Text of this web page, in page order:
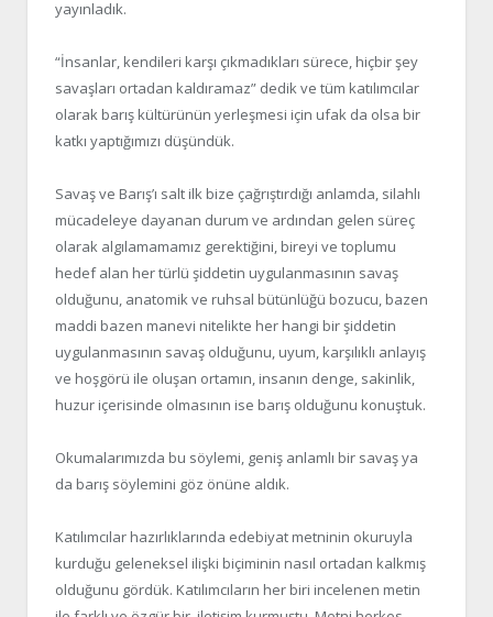
yayınladık.
“İnsanlar, kendileri karşı çıkmadıkları sürece, hiçbir şey
savaşları ortadan kaldıramaz” dedik ve tüm katılımcılar
olarak barış kültürünün yerleşmesi için ufak da olsa bir
katkı yaptığımızı düşündük.
Savaş ve Barış’ı salt ilk bize çağrıştırdığı anlamda, silahlı
mücadeleye dayanan durum ve ardından gelen süreç
olarak algılamamamız gerektiğini, bireyi ve toplumu
hedef alan her türlü şiddetin uygulanmasının savaş
olduğunu, anatomik ve ruhsal bütünlüğü bozucu, bazen
maddi bazen manevi nitelikte her hangi bir şiddetin
uygulanmasının savaş olduğunu, uyum, karşılıklı anlayış
ve hoşgörü ile oluşan ortamın, insanın denge, sakinlik,
huzur içerisinde olmasının ise barış olduğunu konuştuk.
Okumalarımızda bu söylemi, geniş anlamlı bir savaş ya
da barış söylemini göz önüne aldık.
Katılımcılar hazırlıklarında edebiyat metninin okuruyla
kurduğu geleneksel ilişki biçiminin nasıl ortadan kalkmış
olduğunu gördük. Katılımcıların her biri incelenen metin